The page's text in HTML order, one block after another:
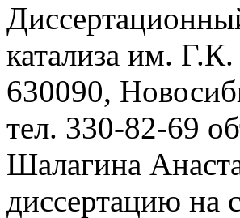
катализа им.
630090,
тел. 330-82-69
Шалагина
диссертацию на